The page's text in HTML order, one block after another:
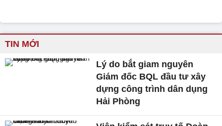
TIN MỚI
Lý do bắt giam nguyên
Giám đốc BQL đầu tư xây
dựng công trình dân dụng
Hải Phòng